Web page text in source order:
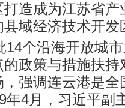
造成为江苏省
域经济技术开发
14个沿海开放城
政策与措施扶
强调连云港是
年4月，习近平副